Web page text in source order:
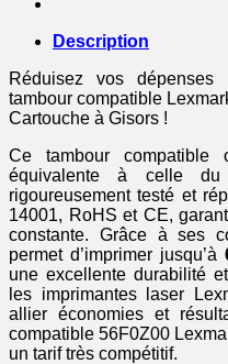
Description
Réduisez vos dépenses
tambour compatible
Cartouche à Gisors !
Ce tambour compatible
équivalente à celle
rigoureusement testé et
14001, RoHS et CE,
constante. Grâce à ses
permet d’imprimer jusqu’à
une excellente durabilité
les imprimantes laser
allier économies et
compatible 56F0Z00
un tarif très compétitif.